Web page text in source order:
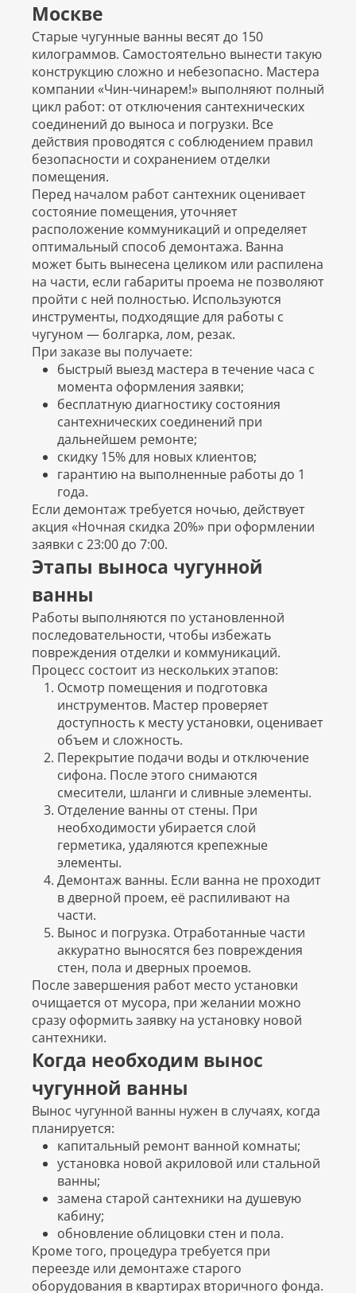
Москве
Старые чугунные ванны весят до 150
килограммов. Самостоятельно вынести такую
конструкцию сложно и небезопасно. Мастера
компании «Чин-чинарем!» выполняют полный
цикл работ: от отключения сантехнических
соединений до выноса и погрузки. Все
действия проводятся с соблюдением правил
безопасности и сохранением отделки
помещения.
Перед началом работ сантехник оценивает
состояние помещения, уточняет
расположение коммуникаций и определяет
оптимальный способ демонтажа. Ванна
может быть вынесена целиком или распилена
на части, если габариты проема не позволяют
пройти с ней полностью. Используются
инструменты, подходящие для работы с
чугуном — болгарка, лом, резак.
При заказе вы получаете:
быстрый выезд мастера в течение часа с
момента оформления заявки;
бесплатную диагностику состояния
сантехнических соединений при
дальнейшем ремонте;
скидку 15% для новых клиентов;
гарантию на выполненные работы до 1
года.
Если демонтаж требуется ночью, действует
акция «Ночная скидка 20%» при оформлении
заявки с 23:00 до 7:00.
Этапы выноса чугунной
ванны
Работы выполняются по установленной
последовательности, чтобы избежать
повреждения отделки и коммуникаций.
Процесс состоит из нескольких этапов:
Осмотр помещения и подготовка
инструментов. Мастер проверяет
доступность к месту установки, оценивает
объем и сложность.
Перекрытие подачи воды и отключение
сифона. После этого снимаются
смесители, шланги и сливные элементы.
Отделение ванны от стены. При
необходимости убирается слой
герметика, удаляются крепежные
элементы.
Демонтаж ванны. Если ванна не проходит
в дверной проем, её распиливают на
части.
Вынос и погрузка. Отработанные части
аккуратно выносятся без повреждения
стен, пола и дверных проемов.
После завершения работ место установки
очищается от мусора, при желании можно
сразу оформить заявку на установку новой
сантехники.
Когда необходим вынос
чугунной ванны
Вынос чугунной ванны нужен в случаях, когда
планируется:
капитальный ремонт ванной комнаты;
установка новой акриловой или стальной
ванны;
замена старой сантехники на душевую
кабину;
обновление облицовки стен и пола.
Кроме того, процедура требуется при
переезде или демонтаже старого
оборудования в квартирах вторичного фонда.